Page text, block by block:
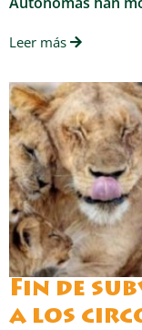
Leer más
Fin de
a los